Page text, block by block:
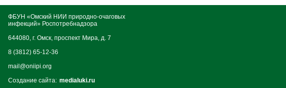
ФБУН «Омский НИИ природно-очаговых
инфекций» Роспотребнадзора
644080, г. Омск, проспект Мира, д. 7
8 (3812) 65-12-36
mail@oniipi.org
Создание сайта: medialuki.ru